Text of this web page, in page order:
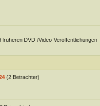
DVD-/Video-Veröffentlichungen
(2 Betrachter)